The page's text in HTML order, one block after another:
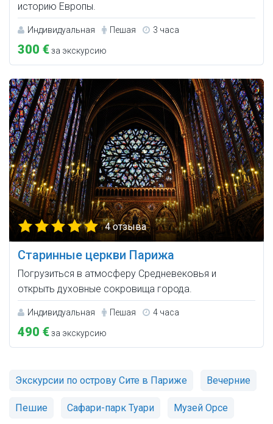
историю Европы.
Индивидуальная Пешая 3 часа
300 €за экскурсию
4 отзыва
Старинные церкви Парижа
Погрузиться в атмосферу Средневековья и
открыть духовные сокровища города.
Индивидуальная Пешая 4 часа
490 €за экскурсию
Экскурсии по острову Сите в Париже Вечерние
Пешие Сафари-парк Туари Музей Орсе